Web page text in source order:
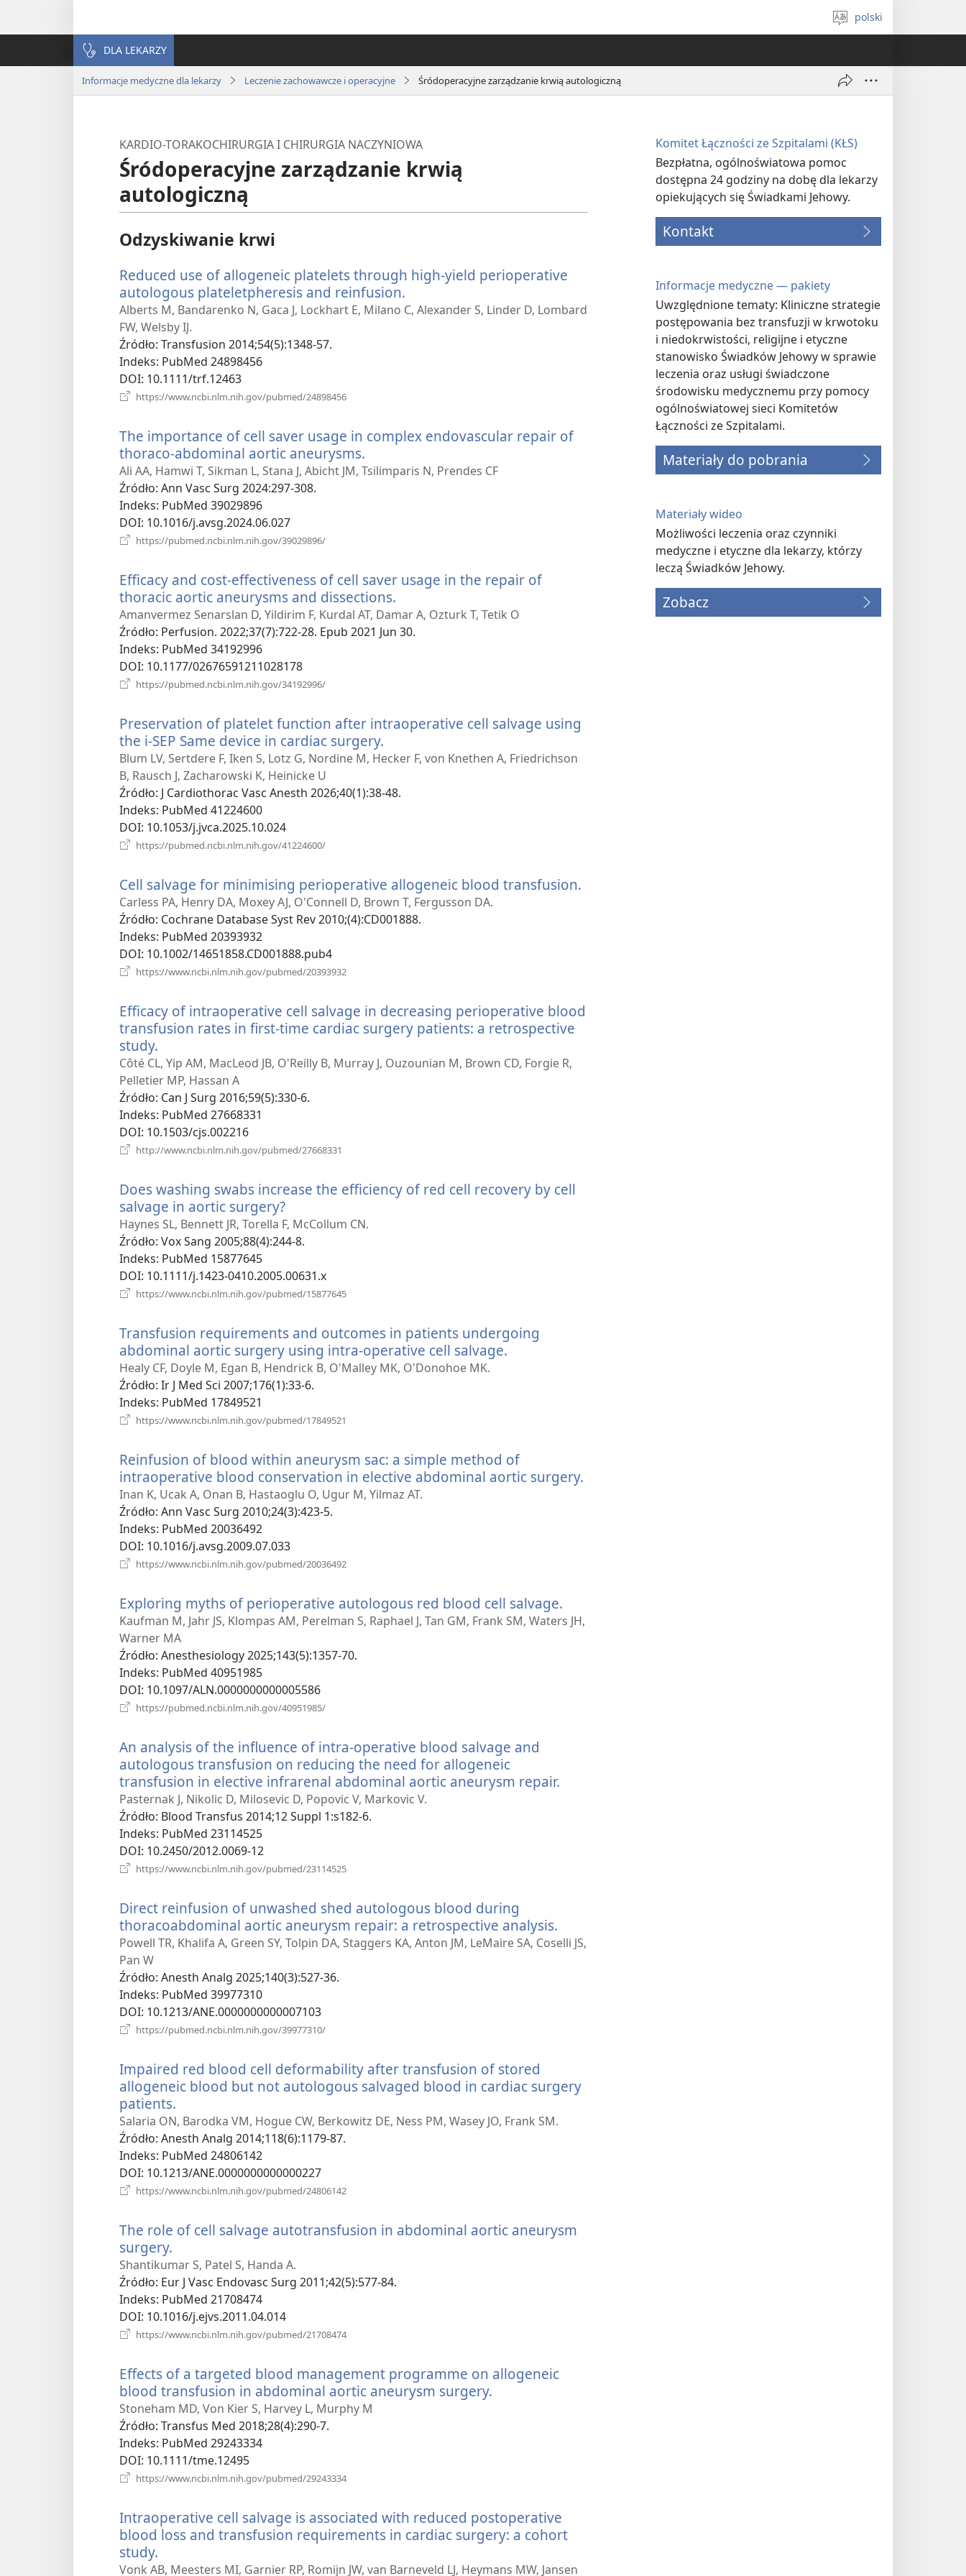
Wybór
języka
polski
DLA LEKARZY
Informacje medyczne dla lekarzy Leczenie zachowawcze i operacyjne Śródoperacyjne zarządzanie krwią autologiczną
KARDIO-TORAKOCHIRURGIA I CHIRURGIA NACZYNIOWA
Śródoperacyjne zarządzanie krwią
autologiczną
Odzyskiwanie krwi
Reduced use of allogeneic platelets through high-yield perioperative
autologous plateletpheresis and reinfusion.
new
Alberts M, Bandarenko N, Gaca J, Lockhart E, Milano C, Alexander S, Linder D, Lombard
FW, Welsby IJ.
Źródło‎: Transfusion 2014;54(5):1348-57.
Indeks‎: PubMed 24898456
DOI‎: 10.1111/trf.12463
https://www.ncbi.nlm.nih.gov/pubmed/24898456
The importance of cell saver usage in complex endovascular repair of
thoraco-abdominal aortic aneurysms.
new
Ali AA, Hamwi T, Sikman L, Stana J, Abicht JM, Tsilimparis N, Prendes CF
Źródło‎: Ann Vasc Surg 2024:297-308.
Indeks‎: PubMed 39029896
DOI‎: 10.1016/j.avsg.2024.06.027
https://pubmed.ncbi.nlm.nih.gov/39029896/
Efficacy and cost-effectiveness of cell saver usage in the repair of
thoracic aortic aneurysms and dissections.
new
window)
Amanvermez Senarslan D, Yildirim F, Kurdal AT, Damar A, Ozturk T, Tetik O
Źródło‎: Perfusion. 2022;37(7):722-28. Epub 2021 Jun 30.
Indeks‎: PubMed 34192996
DOI‎: 10.1177/02676591211028178
https://pubmed.ncbi.nlm.nih.gov/34192996/
Preservation of platelet function after intraoperative cell salvage using
the i-SEP Same device in cardiac surgery.
new
Blum LV, Sertdere F, Iken S, Lotz G, Nordine M, Hecker F, von Knethen A, Friedrichson
B, Rausch J, Zacharowski K, Heinicke U
Źródło‎: J Cardiothorac Vasc Anesth 2026;40(1):38-48.
Indeks‎: PubMed 41224600
DOI‎: 10.1053/j.jvca.2025.10.024
https://pubmed.ncbi.nlm.nih.gov/41224600/
Cell salvage for minimising perioperative allogeneic blood transfusion.
Carless PA, Henry DA, Moxey AJ, O'Connell D, Brown T, Fergusson DA.
Źródło‎: Cochrane Database Syst Rev 2010;(4):CD001888.
Indeks‎: PubMed 20393932
DOI‎: 10.1002/14651858.CD001888.pub4
https://www.ncbi.nlm.nih.gov/pubmed/20393932
Efficacy of intraoperative cell salvage in decreasing perioperative blood
transfusion rates in first-time cardiac surgery patients: a retrospective
study.
new
window)
Côté CL, Yip AM, MacLeod JB, O'Reilly B, Murray J, Ouzounian M, Brown CD, Forgie R,
Pelletier MP, Hassan A
Źródło‎: Can J Surg 2016;59(5):330-6.
Indeks‎: PubMed 27668331
DOI‎: 10.1503/cjs.002216
http://www.ncbi.nlm.nih.gov/pubmed/27668331
Does washing swabs increase the efficiency of red cell recovery by cell
salvage in aortic surgery?
new
window)
Haynes SL, Bennett JR, Torella F, McCollum CN.
Źródło‎: Vox Sang 2005;88(4):244-8.
Indeks‎: PubMed 15877645
DOI‎: 10.1111/j.1423-0410.2005.00631.x
https://www.ncbi.nlm.nih.gov/pubmed/15877645
Transfusion requirements and outcomes in patients undergoing
abdominal aortic surgery using intra-operative cell salvage.
Healy CF, Doyle M, Egan B, Hendrick B, O'Malley MK, O'Donohoe MK.
Źródło‎: Ir J Med Sci 2007;176(1):33-6.
Indeks‎: PubMed 17849521
https://www.ncbi.nlm.nih.gov/pubmed/17849521
Reinfusion of blood within aneurysm sac: a simple method of
intraoperative blood conservation in elective abdominal aortic surgery.
Inan K, Ucak A, Onan B, Hastaoglu O, Ugur M, Yilmaz AT.
Źródło‎: Ann Vasc Surg 2010;24(3):423-5.
Indeks‎: PubMed 20036492
DOI‎: 10.1016/j.avsg.2009.07.033
https://www.ncbi.nlm.nih.gov/pubmed/20036492
Exploring myths of perioperative autologous red blood cell salvage.
new
Kaufman M, Jahr JS, Klompas AM, Perelman S, Raphael J, Tan GM, Frank SM, Waters JH,
Warner MA
Źródło‎: Anesthesiology 2025;143(5):1357-70.
Indeks‎: PubMed 40951985
DOI‎: 10.1097/ALN.0000000000005586
https://pubmed.ncbi.nlm.nih.gov/40951985/
An analysis of the influence of intra-operative blood salvage and
autologous transfusion on reducing the need for allogeneic
transfusion in elective infrarenal abdominal aortic aneurysm repair.
Pasternak J, Nikolic D, Milosevic D, Popovic V, Markovic V.
Źródło‎: Blood Transfus 2014;12 Suppl 1:s182-6.
Indeks‎: PubMed 23114525
DOI‎: 10.2450/2012.0069-12
https://www.ncbi.nlm.nih.gov/pubmed/23114525
Direct reinfusion of unwashed shed autologous blood during
thoracoabdominal aortic aneurysm repair: a retrospective analysis.
new
Powell TR, Khalifa A, Green SY, Tolpin DA, Staggers KA, Anton JM, LeMaire SA, Coselli JS,
Pan W
Źródło‎: Anesth Analg 2025;140(3):527-36.
Indeks‎: PubMed 39977310
DOI‎: 10.1213/ANE.0000000000007103
https://pubmed.ncbi.nlm.nih.gov/39977310/
Impaired red blood cell deformability after transfusion of stored
allogeneic blood but not autologous salvaged blood in cardiac surgery
patients.
new
window)
Salaria ON, Barodka VM, Hogue CW, Berkowitz DE, Ness PM, Wasey JO, Frank SM.
Źródło‎: Anesth Analg 2014;118(6):1179-87.
Indeks‎: PubMed 24806142
DOI‎: 10.1213/ANE.0000000000000227
https://www.ncbi.nlm.nih.gov/pubmed/24806142
The role of cell salvage autotransfusion in abdominal aortic aneurysm
surgery.
new
window)
Shantikumar S, Patel S, Handa A.
Źródło‎: Eur J Vasc Endovasc Surg 2011;42(5):577-84.
Indeks‎: PubMed 21708474
DOI‎: 10.1016/j.ejvs.2011.04.014
https://www.ncbi.nlm.nih.gov/pubmed/21708474
Effects of a targeted blood management programme on allogeneic
blood transfusion in abdominal aortic aneurysm surgery.
Stoneham MD, Von Kier S, Harvey L, Murphy M
Źródło‎: Transfus Med 2018;28(4):290-7.
Indeks‎: PubMed 29243334
DOI‎: 10.1111/tme.12495
https://www.ncbi.nlm.nih.gov/pubmed/29243334
Intraoperative cell salvage is associated with reduced postoperative
blood loss and transfusion requirements in cardiac surgery: a cohort
study.
new
Vonk AB, Meesters MI, Garnier RP, Romijn JW, van Barneveld LJ, Heymans MW, Jansen
Komitet Łączności ze Szpitalami (KŁS)
Bezpłatna, ogólnoświatowa pomoc
dostępna 24 godziny na dobę dla lekarzy
opiekujących się Świadkami Jehowy.
Kontakt
Informacje medyczne — pakiety
Uwzględnione tematy: Kliniczne strategie
postępowania bez transfuzji w krwotoku
i niedokrwistości, religijne i etyczne
stanowisko Świadków Jehowy w sprawie
leczenia oraz usługi świadczone
środowisku medycznemu przy pomocy
ogólnoświatowej sieci Komitetów
Łączności ze Szpitalami.
Materiały do pobrania
Materiały wideo
Możliwości leczenia oraz czynniki
medyczne i etyczne dla lekarzy, którzy
leczą Świadków Jehowy.
Zobacz